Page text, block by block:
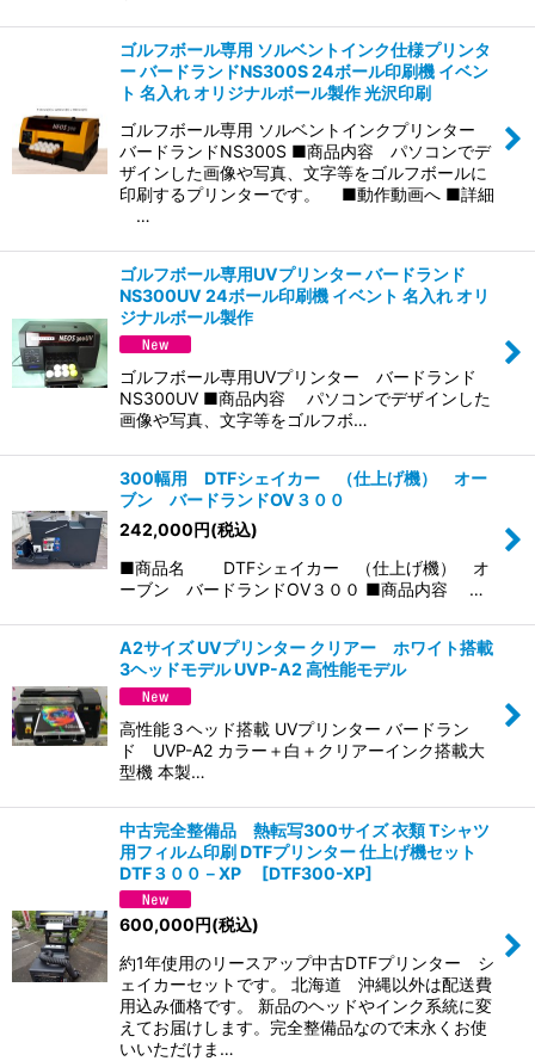
ゴルフボール専用 ソルベントインク仕様プリンタ
ー バードランドNS300S 24ボール印刷機 イベン
ト 名入れ オリジナルボール製作 光沢印刷
ゴルフボール専用 ソルベントインクプリンター
バードランドNS300S ■商品内容 パソコンでデ
ザインした画像や写真、文字等をゴルフボールに
印刷するプリンターです。 ■動作動画へ ■詳細
…
ゴルフボール専用UVプリンター バードランド
NS300UV 24ボール印刷機 イベント 名入れ オリ
ジナルボール製作
ゴルフボール専用UVプリンター バードランド
NS300UV ■商品内容 パソコンでデザインした
画像や写真、文字等をゴルフボ…
300幅用 DTFシェイカー （仕上げ機） オー
ブン バードランドOV３００
242,000円(税込)
■商品名 DTFシェイカー （仕上げ機） オ
ーブン バードランドOV３００ ■商品内容 …
A2サイズ UVプリンター クリアー ホワイト搭載
3ヘッドモデル UVP-A2 高性能モデル
高性能３ヘッド搭載 UVプリンター バードラン
ド UVP-A2 カラー＋白＋クリアーインク搭載大
型機 本製…
中古完全整備品 熱転写300サイズ 衣類 Tシャツ
用フィルム印刷 DTFプリンター 仕上げ機セット
DTF３００－XP
[DTF300-XP]
600,000円(税込)
約1年使用のリースアップ中古DTFプリンター シ
ェイカーセットです。 北海道 沖縄以外は配送費
用込み価格です。 新品のヘッドやインク系統に変
えてお届けします。完全整備品なので末永くお使
いいただけま…